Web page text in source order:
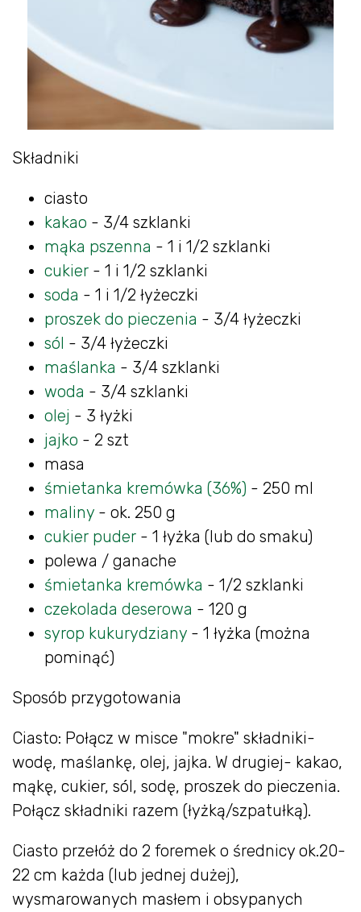
Składniki
ciasto
kakao - 3/4 szklanki
mąka pszenna - 1 i 1/2 szklanki
cukier - 1 i 1/2 szklanki
soda - 1 i 1/2 łyżeczki
proszek do pieczenia - 3/4 łyżeczki
sól - 3/4 łyżeczki
maślanka - 3/4 szklanki
woda - 3/4 szklanki
olej - 3 łyżki
jajko - 2 szt
masa
śmietanka kremówka (36%) - 250 ml
maliny - ok. 250 g
cukier puder - 1 łyżka (lub do smaku)
polewa / ganache
śmietanka kremówka - 1/2 szklanki
czekolada deserowa - 120 g
syrop kukurydziany - 1 łyżka (można
pominąć)
Sposób przygotowania
Ciasto: Połącz w misce "mokre" składniki-
wodę, maślankę, olej, jajka. W drugiej- kakao,
mąkę, cukier, sól, sodę, proszek do pieczenia.
Połącz składniki razem (łyżką/szpatułką).
Ciasto przełóż do 2 foremek o średnicy ok.20-
22 cm każda (lub jednej dużej),
wysmarowanych masłem i obsypanych